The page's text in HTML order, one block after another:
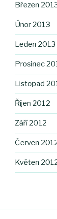
Březen
Únor 2013
Leden 2013
Prosinec
Listopad
Říjen 2012
Září 2012
Červen
Květen